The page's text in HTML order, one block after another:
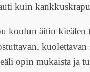
kuin
koulun äitin kieälen
kuolettavan
opin mukaista ja